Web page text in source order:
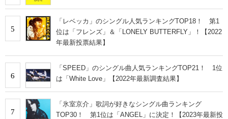
5
「レベッカ」のシングル人気ランキングTOP18！ 第1
位は「フレンズ」＆「LONELY BUTTERFLY」！【2022
年最新投票結果】
6
「SPEED」のシングル曲人気ランキングTOP21！ 1位
は「White Love」【2022年最新調査結果】
7
「氷室京介」歌詞が好きなシングル曲ランキング
TOP30！ 第1位は「ANGEL」に決定！【2023年最新投